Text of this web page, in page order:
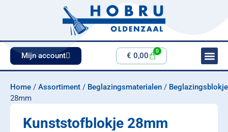
Mijn account € 0,00
0
Home / Assortiment / Beglazingsmaterialen /
28mm
Kunststofblokje 28mm